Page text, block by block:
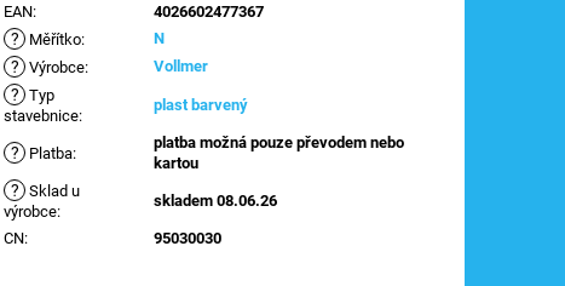
EAN: 4026602477367
? Měřítko: N
? Výrobce: Vollmer
? Typ
stavebnice:
plast barvený
? Platba:
platba možná pouze převodem nebo
kartou
? Sklad u
výrobce:
skladem 08.06.26
CN: 95030030